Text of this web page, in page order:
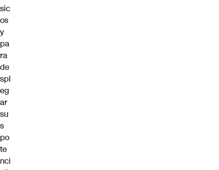
sic
os
y
pa
ra
de
spl
eg
ar
su
s
po
te
nci